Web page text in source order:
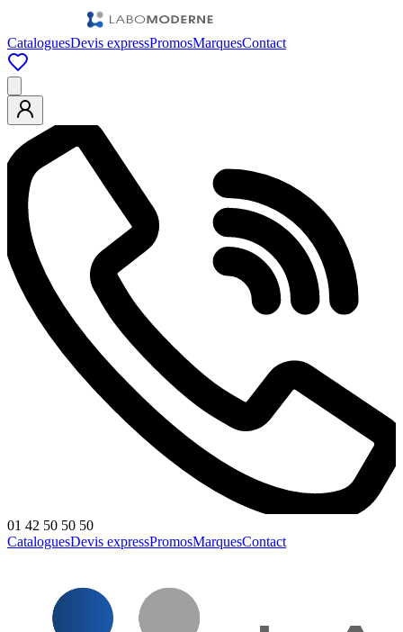
CataloguesDevis expressPromosMarquesContact
01 42 50 50 50
CataloguesDevis expressPromosMarquesContact